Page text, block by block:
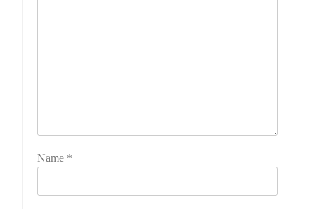
Name *